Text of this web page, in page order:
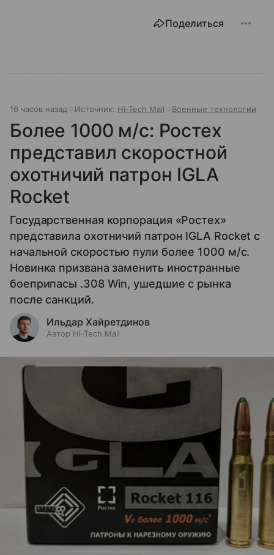
Поделиться
16 часов назад Источник: Hi-Tech Mail Военные технологии
Более 1000 м/с: Ростех
представил скоростной
охотничий патрон IGLA
Rocket
Государственная корпорация «Ростех»
представила охотничий патрон IGLA Rocket с
начальной скоростью пули более 1000 м/с.
Новинка призвана заменить иностранные
боеприпасы .308 Win, ушедшие с рынка
после санкций.
Ильдар Хайретдинов
Автор Hi-Tech Mail